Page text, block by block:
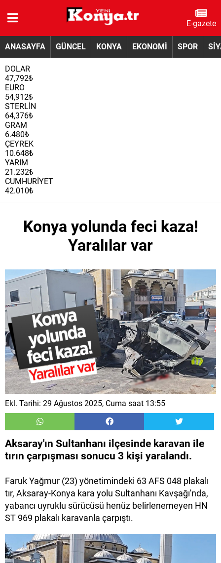
E-gazete
ANASAYFA GÜNCEL KONYA EKONOMİ SPOR
DOLAR
47,792₺
EURO
54,912₺
STERLİN
64,376₺
GRAM
6.480₺
ÇEYREK
10.648₺
YARIM
21.232₺
CUMHURİYET
42.010₺
Konya yolunda feci kaza!
Yaralılar var
Ekl. Tarihi: 29 Ağustos 2025, Cuma saat 13:55
Aksaray'ın Sultanhanı ilçesinde karavan ile
tırın çarpışması sonucu 3 kişi yaralandı.
Faruk Yağmur (23) yönetimindeki 63 AFS 048 plakalı
tır, Aksaray-Konya kara yolu Sultanhanı Kavşağı'nda,
yabancı uyruklu sürücüsü henüz belirlenemeyen HN
ST 969 plakalı karavanla çarpıştı.